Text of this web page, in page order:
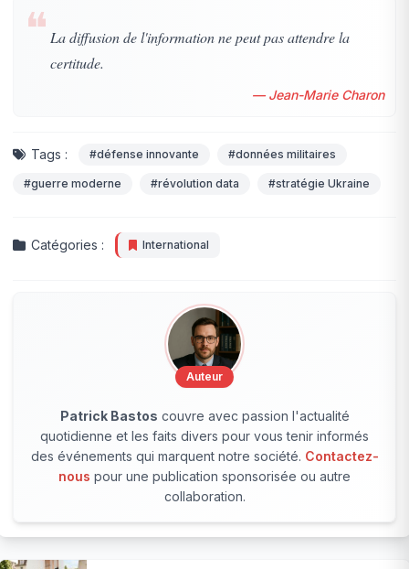
❝ La diffusion de l'information ne peut pas attendre la
certitude.
— Jean-Marie Charon
Tags : #défense innovante #données militaires
#guerre moderne #révolution data #stratégie Ukraine
Catégories : International
Auteur
Patrick Bastos couvre avec passion l'actualité
quotidienne et les faits divers pour vous tenir informés
des événements qui marquent notre société. Contactez-
nous pour une publication sponsorisée ou autre
collaboration.